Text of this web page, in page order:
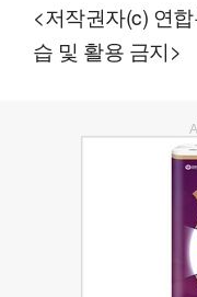
<저작권자(c) 연
습 및 활용 금지>